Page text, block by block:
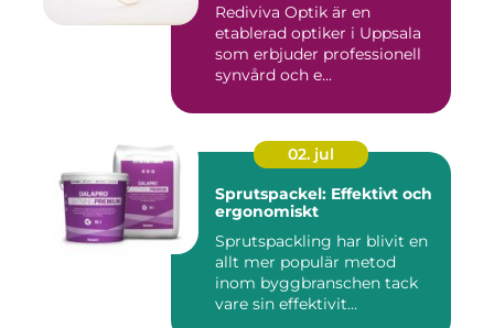
Rediviva Optik är en
etablerad optiker i Uppsala
som erbjuder professionell
synvård och e...
02. jul
Sprutspackel: Effektivt och
ergonomiskt
Sprutspackling har blivit en
allt mer populär metod
inom byggbranschen tack
vare sin effektivit...